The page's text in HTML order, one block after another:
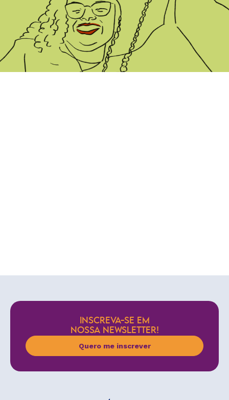
INSCREVA-SE EM
NOSSA NEWSLETTER!
Quero me inscrever